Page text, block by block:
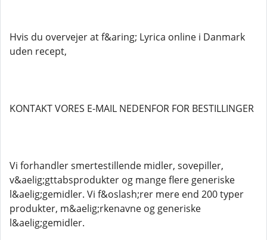
Hvis du overvejer at f&aring; Lyrica online i Danmark
uden recept,
KONTAKT VORES E-MAIL NEDENFOR FOR BESTILLINGER
Vi forhandler smertestillende midler, sovepiller,
v&aelig;gttabsprodukter og mange flere generiske
l&aelig;gemidler. Vi f&oslash;rer mere end 200 typer
produkter, m&aelig;rkenavne og generiske
l&aelig;gemidler.